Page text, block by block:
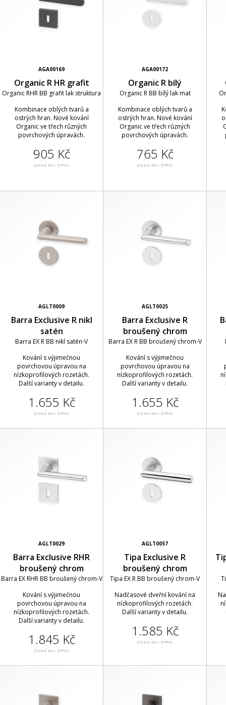
AGA00169
Organic R HR grafit
Organic RHR BB grafit lak struktura
Kombinace oblých tvarů a
ostrých hran. Nové kování
Organic ve třech různých
povrchových úpravách.
905 Kč
(Cena bez DPH)
AGA00172
Organic R bílý
Organic R BB bílý lak mat
Kombinace oblých tvarů a
ostrých hran. Nové kování
Organic ve třech různých
povrchových úpravách.
765 Kč
(Cena bez DPH)
AGLT0009
Barra Exclusive R nikl
satén
Barra EX R BB nikl satén-V
Kování s výjimečnou
povrchovou úpravou na
nízkoprofilových rozetách.
Další varianty v detailu.
1.655 Kč
(Cena bez DPH)
AGLT0025
Barra Exclusive R
broušený chrom
Barra EX R BB broušený chrom-V
Kování s výjimečnou
povrchovou úpravou na
nízkoprofilových rozetách.
Další varianty v detailu.
1.655 Kč
(Cena bez DPH)
AGLT0029
Barra Exclusive RHR
broušený chrom
Barra EX RHR BB broušený chrom-V
Kování s výjimečnou
povrchovou úpravou na
nízkoprofilových rozetách.
Další varianty v detailu.
1.845 Kč
(Cena bez DPH)
AGLT0057
Tipa Exclusive R
broušený chrom
Tipa EX R BB broušený chrom-V
Nadčasové dveřní kování na
nízkoprofilových rozetách.
Další varianty v detailu.
1.585 Kč
(Cena bez DPH)